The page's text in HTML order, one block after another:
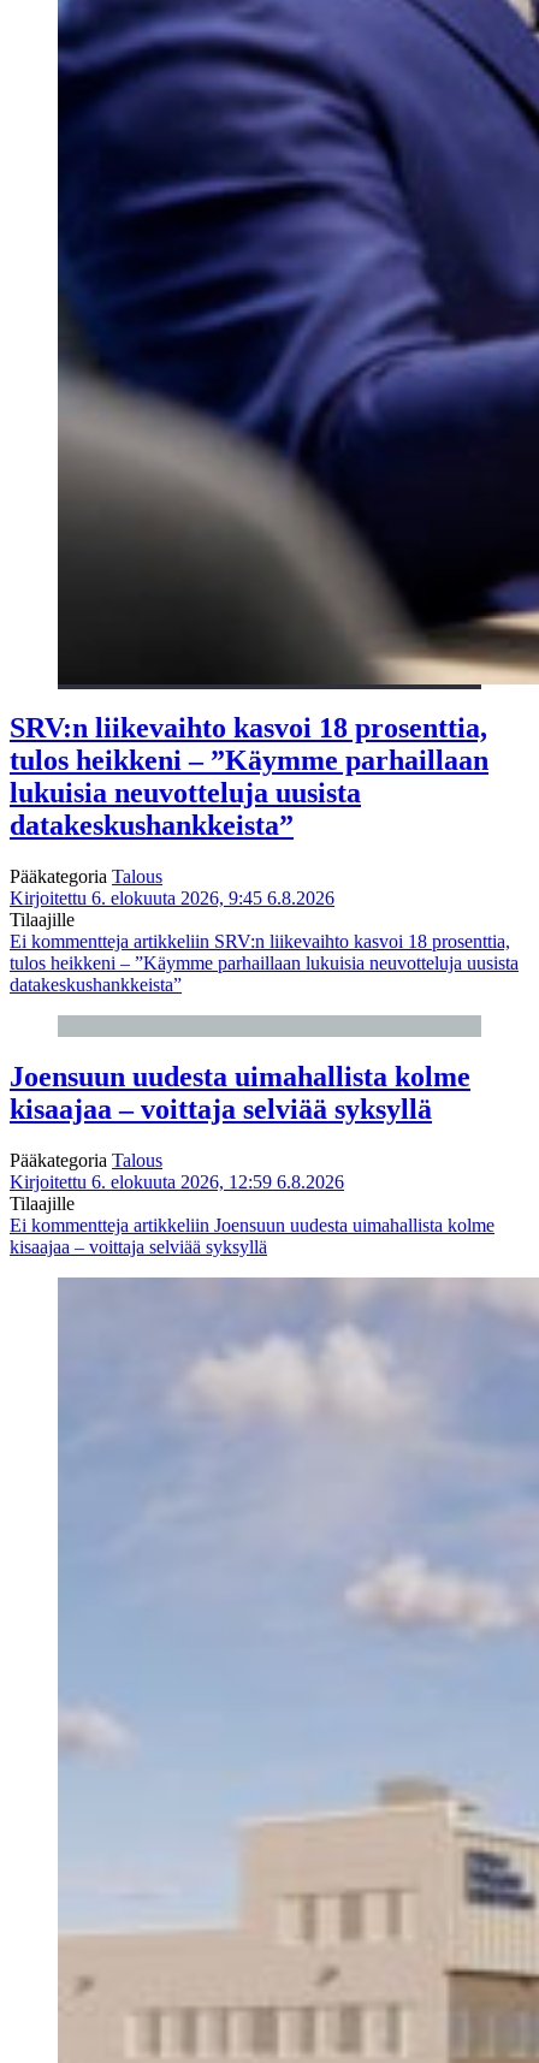
SRV:n liikevaihto kasvoi 18 prosenttia,
tulos heikkeni – ”Käymme parhaillaan
lukuisia neuvotteluja uusista
datakeskushankkeista”
Pääkategoria Talous
Kirjoitettu 6. elokuuta 2026, 9:45 6.8.2026
Tilaajille
Ei kommentteja artikkeliin SRV:n liikevaihto kasvoi 18 prosenttia,
tulos heikkeni – ”Käymme parhaillaan lukuisia neuvotteluja uusista
datakeskushankkeista”
Joensuun uudesta uimahallista kolme
kisaajaa – voittaja selviää syksyllä
Pääkategoria Talous
Kirjoitettu 6. elokuuta 2026, 12:59 6.8.2026
Tilaajille
Ei kommentteja artikkeliin Joensuun uudesta uimahallista kolme
kisaajaa – voittaja selviää syksyllä